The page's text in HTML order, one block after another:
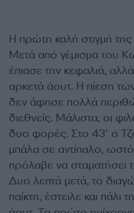
Η πρώτη καλή στιγμή
Μετά από γέμισμα του
έπιασε την κεφαλιά,
αρκετά άουτ. Η πίεση
δεν άφησε πολλά
διεθνείς. Μάλιστα, οι
δυο φορές. Στο 43’ ο
μπάλα σε αντίπαλο,
πρόλαβε να σταματήσει
Δυο λεπτά μετά, το
παίκτη, έστειλε και πάλι